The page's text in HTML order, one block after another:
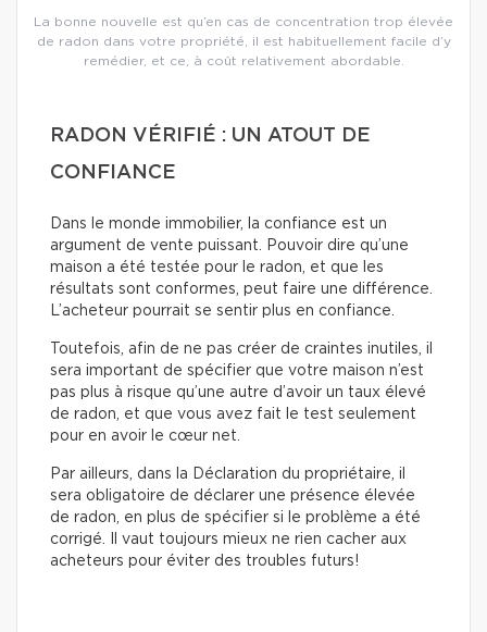
La bonne nouvelle est qu’en cas de concentration trop élevée
de radon dans votre propriété, il est habituellement facile d’y
remédier, et ce, à coût relativement abordable.
RADON VÉRIFIÉ : UN ATOUT DE
CONFIANCE
Dans le monde immobilier, la confiance est un
argument de vente puissant. Pouvoir dire qu’une
maison a été testée pour le radon, et que les
résultats sont conformes, peut faire une différence.
L’acheteur pourrait se sentir plus en confiance.
Toutefois, afin de ne pas créer de craintes inutiles, il
sera important de spécifier que votre maison n’est
pas plus à risque qu’une autre d’avoir un taux élevé
de radon, et que vous avez fait le test seulement
pour en avoir le cœur net.
Par ailleurs, dans la Déclaration du propriétaire, il
sera obligatoire de déclarer une présence élevée
de radon, en plus de spécifier si le problème a été
corrigé. Il vaut toujours mieux ne rien cacher aux
acheteurs pour éviter des troubles futurs!